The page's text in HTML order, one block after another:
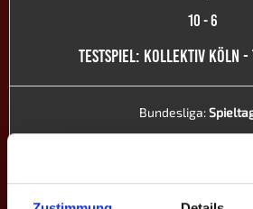
10-6
TESTSPIEL: KOLLEKTIV KÖLN -
Bundesliga:
SAISON IX: TEAM SERBIA -